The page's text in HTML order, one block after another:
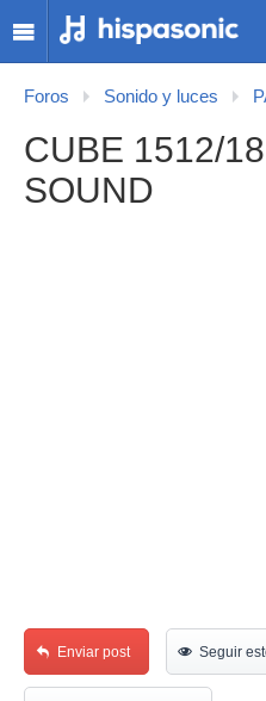
Foros Sonido y luces
CUBE 1512/
SOUND
Enviar post Seguir